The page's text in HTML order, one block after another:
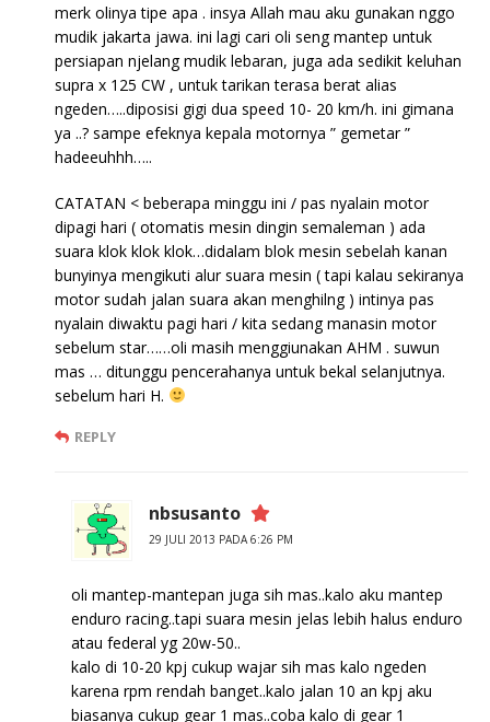
merk olinya tipe apa . insya Allah mau aku gunakan nggo
mudik jakarta jawa. ini lagi cari oli seng mantep untuk
persiapan njelang mudik lebaran, juga ada sedikit keluhan
supra x 125 CW , untuk tarikan terasa berat alias
ngeden…..diposisi gigi dua speed 10- 20 km/h. ini gimana
ya ..? sampe efeknya kepala motornya ” gemetar ”
hadeeuhhh…..
CATATAN < beberapa minggu ini / pas nyalain motor
dipagi hari ( otomatis mesin dingin semaleman ) ada
suara klok klok klok…didalam blok mesin sebelah kanan
bunyinya mengikuti alur suara mesin ( tapi kalau sekiranya
motor sudah jalan suara akan menghilng ) intinya pas
nyalain diwaktu pagi hari / kita sedang manasin motor
sebelum star……oli masih menggiunakan AHM . suwun
mas … ditunggu pencerahanya untuk bekal selanjutnya.
sebelum hari H.
REPLY
nbsusanto
29 JULI 2013 PADA 6:26 PM
oli mantep-mantepan juga sih mas..kalo aku mantep
enduro racing..tapi suara mesin jelas lebih halus enduro
atau federal yg 20w-50..
kalo di 10-20 kpj cukup wajar sih mas kalo ngeden
karena rpm rendah banget..kalo jalan 10 an kpj aku
biasanya cukup gear 1 mas..coba kalo di gear 1